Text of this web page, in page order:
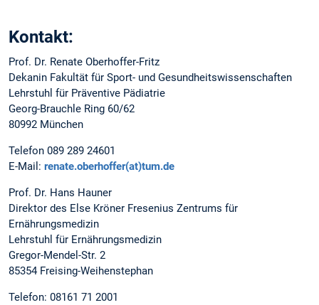
Kontakt:
Prof. Dr. Renate Oberhoffer-Fritz
Dekanin Fakultät für Sport- und Gesundheitswissenschaften
Lehrstuhl für Präventive Pädiatrie
Georg-Brauchle Ring 60/62
80992 München
Telefon 089 289 24601
E-Mail: renate.oberhoffer(at)tum.de
Prof. Dr. Hans Hauner
Direktor des Else Kröner Fresenius Zentrums für
Ernährungsmedizin
Lehrstuhl für Ernährungsmedizin
Gregor-Mendel-Str. 2
85354 Freising-Weihenstephan
Telefon: 08161 71 2001